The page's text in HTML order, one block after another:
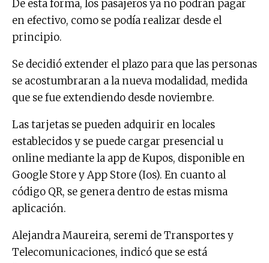
De esta forma, los pasajeros ya no podrán pagar
en efectivo, como se podía realizar desde el
principio.
Se decidió extender el plazo para que las personas
se acostumbraran a la nueva modalidad, medida
que se fue extendiendo desde noviembre.
Las tarjetas se pueden adquirir en locales
establecidos y se puede cargar presencial u
online mediante la app de Kupos, disponible en
Google Store y App Store (Ios). En cuanto al
código QR, se genera dentro de estas misma
aplicación.
Alejandra Maureira, seremi de Transportes y
Telecomunicaciones, indicó que se está